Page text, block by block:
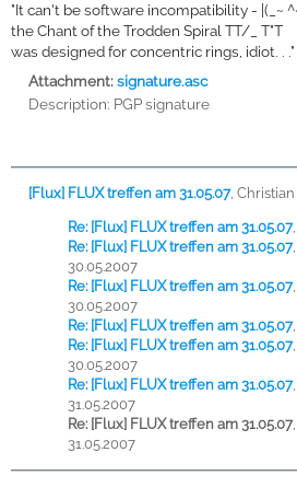
"It can't be software incompatibility - |(_~
the Chant of the Trodden Spiral TT/_ T"T
was designed for concentric rings, idiot. .
Attachment:signature.asc
Description: PGP signature
[Flux] FLUX treffen am 31.05.07,
Re: [Flux] FLUX treffen am 31.05.07,
Re: [Flux] FLUX treffen am 31.05.07,
30.05.2007
Re: [Flux] FLUX treffen am 31.05.07,
30.05.2007
Re: [Flux] FLUX treffen am 31.05.07,
Re: [Flux] FLUX treffen am 31.05.07,
30.05.2007
Re: [Flux] FLUX treffen am 31.05.07,
31.05.2007
Re: [Flux] FLUX treffen am 31.05.07
31.05.2007